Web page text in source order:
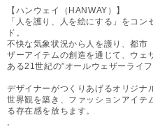
【ハンウェイ（HANWAY）】
「人を護り、人を絵にする」をコ
ド。
不快な気象状況から人を護り、都市
ザーアイテムの創造を通じて、ウェ
ある21世紀の”オールウェザーライ
デザイナーがつくりあげるオリジナ
世界観を築き、ファッションアイテ
る存在感を放ちます。